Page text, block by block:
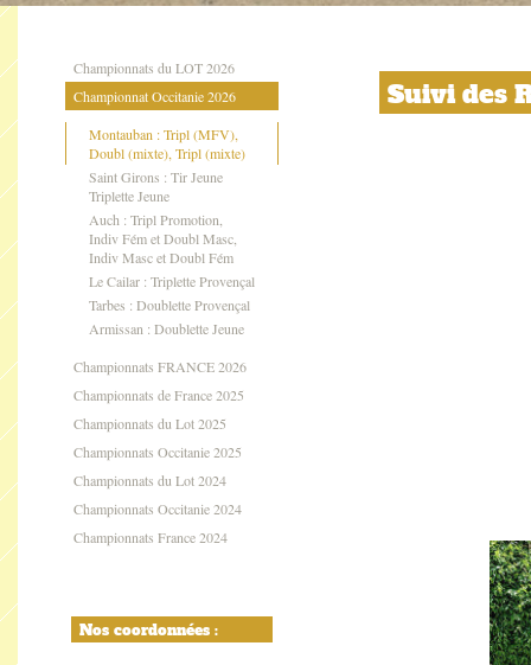
Championnats du LOT 2026
Championnat Occitanie 2026
Montauban : Tripl (MFV),
Doubl (mixte), Tripl (mixte)
Saint Girons : Tir Jeune
Triplette Jeune
Auch : Tripl Promotion,
Indiv Fém et Doubl Masc,
Indiv Masc et Doubl Fém
Le Cailar : Triplette Provençal
Tarbes : Doublette Provençal
Armissan : Doublette Jeune
Championnats FRANCE 2026
Championnats de France 2025
Championnats du Lot 2025
Championnats Occitanie 2025
Championnats du Lot 2024
Championnats Occitanie 2024
Championnats France 2024
Nos coordonnées :
Suivi des